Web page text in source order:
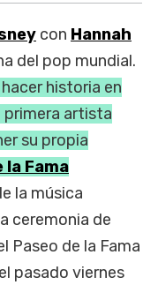
con Hannah
del pop mundial.
historia en
primera artista
su propia
la Fama
la música
ceremonia de
Paseo de la Fama
pasado viernes